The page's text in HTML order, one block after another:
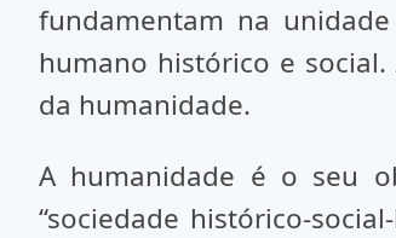
fundamentam na
humano histórico e
da humanidade.
A humanidade é o seu
“sociedade histórico-